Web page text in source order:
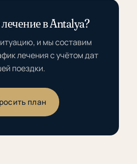
в Antalya?
и мы составим
лечения с учётом дат
поездки.
план